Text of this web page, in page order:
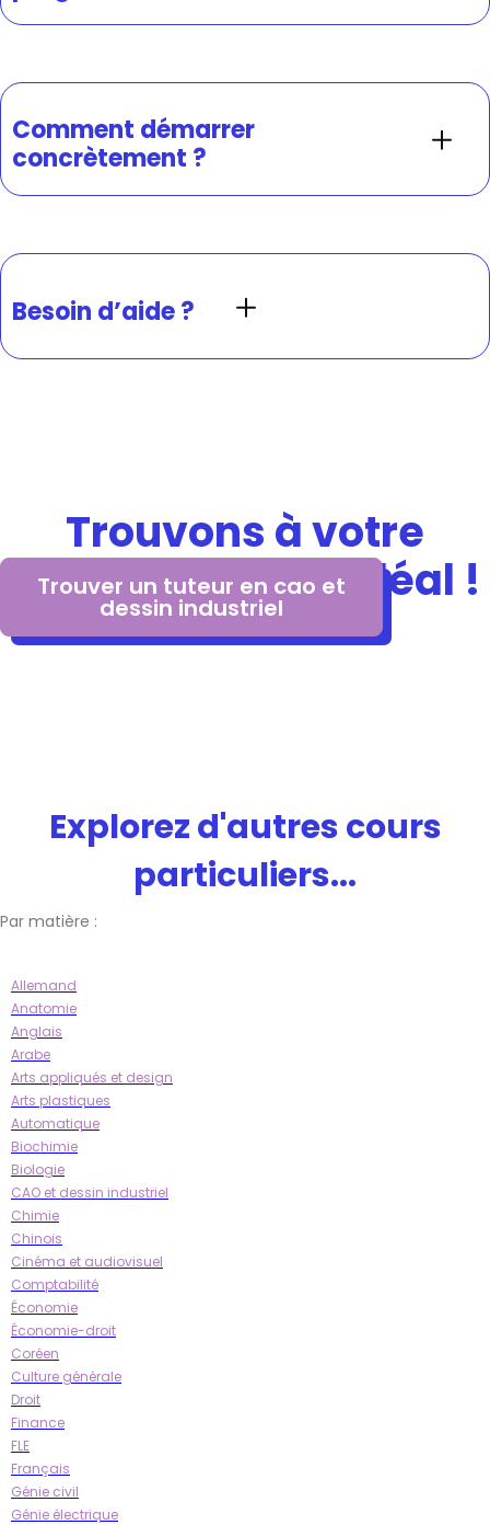
Comment démarrer
concrètement ?
Besoin d’aide ?
Trouvons à votre
enfant le tuteur idéal !
Trouver un tuteur en cao et
dessin industriel
Explorez d'autres cours
particuliers...
Par matière :
Allemand
Anatomie
Anglais
Arabe
Arts appliqués et design
Arts plastiques
Automatique
Biochimie
Biologie
CAO et dessin industriel
Chimie
Chinois
Cinéma et audiovisuel
Comptabilité
Économie
Économie-droit
Coréen
Culture générale
Droit
Finance
FLE
Français
Génie civil
Génie électrique